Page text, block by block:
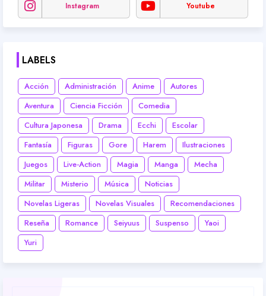
Instagram Youtube
LABELS
Acción Administración Anime
Autores
Aventura
Ciencia Ficción
Comedia
Cultura Japonesa
Drama Ecchi
Escolar
Fantasía
Figuras Gore Harem
Ilustraciones
Juegos
Live-Action Magia Manga
Mecha
Militar
Misterio Música
Noticias
Novelas Ligeras
Novelas Visuales
Recomendaciones
Reseña
Romance Seiyuus Suspenso
Yaoi
Yuri